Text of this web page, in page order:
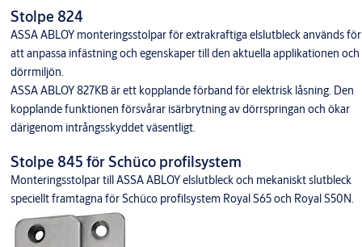
Stolpe 824
ASSA ABLOY monteringsstolpar för extrakraftiga elslutbleck används för
att anpassa infästning och egenskaper till den aktuella applikationen och
dörrmiljön.
ASSA ABLOY 827KB är ett kopplande förband för elektrisk låsning. Den
kopplande funktionen försvårar isärbrytning av dörrspringan och ökar
därigenom intrångsskyddet väsentligt.
Stolpe 845 för Schüco profilsystem
Monteringsstolpar till ASSA ABLOY elslutbleck och mekaniskt slutbleck
speciellt framtagna för Schüco profilsystem Royal S65 och Royal S50N.